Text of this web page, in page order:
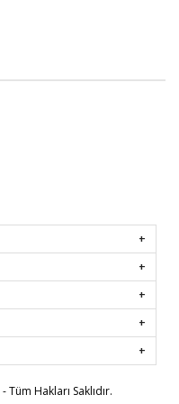
- Tüm Hakları Saklıdır.